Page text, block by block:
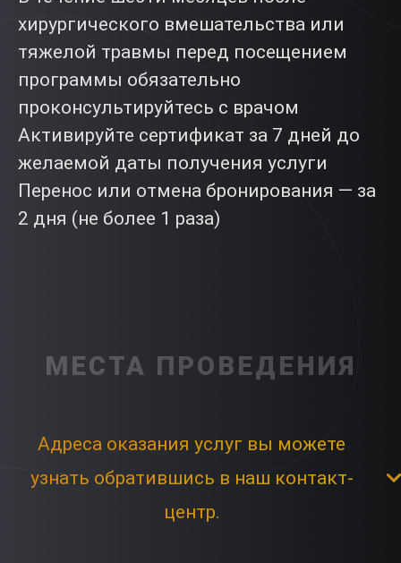
хирургического вмешательства или
тяжелой травмы перед посещением
программы обязательно
проконсультируйтесь с врачом
Активируйте сертификат за 7 дней до
желаемой даты получения услуги
Перенос или отмена бронирования — за
2 дня (не более 1 раза)
МЕСТА ПРОВЕДЕНИЯ
Адреса оказания услуг вы можете
узнать обратившись в наш контакт-
центр.